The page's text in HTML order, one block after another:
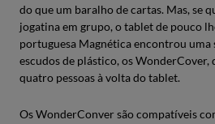
do que um baralho de cartas. Mas, se
jogatina em grupo, o tablet de pouco
portuguesa Magnética encontrou
escudos de plástico, os
quatro pessoas à volta do tablet.
Os WonderConver são compatíveis